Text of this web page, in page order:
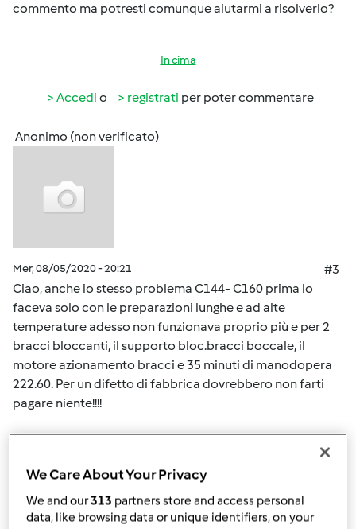
commento ma potresti comunque aiutarmi a risolverlo?
In cima
Accedi o registrati per poter commentare
Anonimo (non verificato)
Mer, 08/05/2020 - 20:21
#3
Ciao, anche io stesso problema C144- C160 prima lo
faceva solo con le preparazioni lunghe e ad alte
temperature adesso non funzionava proprio più e per 2
bracci bloccanti, il supporto bloc.bracci boccale, il
motore azionamento bracci e 35 minuti di manodopera
222.60. Per un difetto di fabbrica dovrebbero non farti
pagare niente!!!!
Accedio per poter commentare
We Care About Your Privacy
We and our313 partners store and access personal
data, like browsing data or unique identifiers, on your